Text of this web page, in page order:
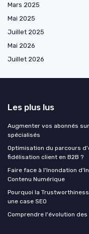
Mars 2025
Mai 2025
Juillet 2025
Mai 2026
Juillet 2026
Les plus lus
Augmenter vos abonnés
spécialisés
Optimisation du parcours
fidélisation client en B2B ?
Faire face à l'Inondation
Contenu Numérique
Pourquoi la
une case SEO
Comprendre l'évolution des